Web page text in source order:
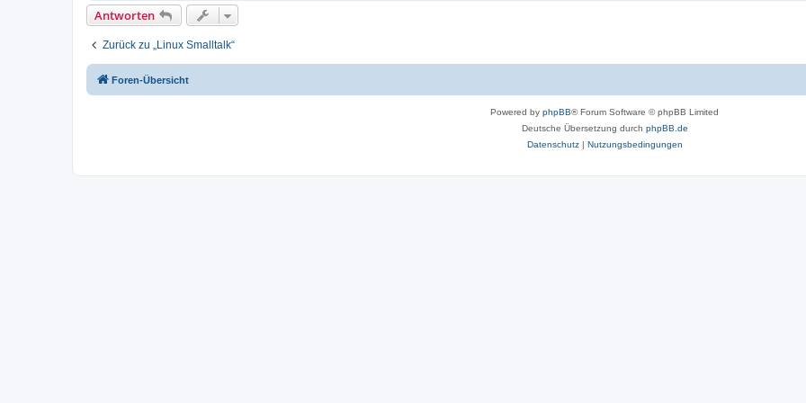
Antworten
Zurück zu „Linux Smalltalk“
Foren-Übersicht
Powered by phpBB® Forum Software © phpBB Limited
Deutsche Übersetzung durch phpBB.de
Datenschutz| Nutzungsbedingungen